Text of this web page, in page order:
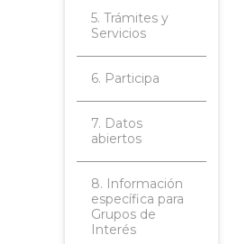
5. Trámites y
Servicios
6. Participa
7. Datos
abiertos
8. Información
específica para
Grupos de
Interés